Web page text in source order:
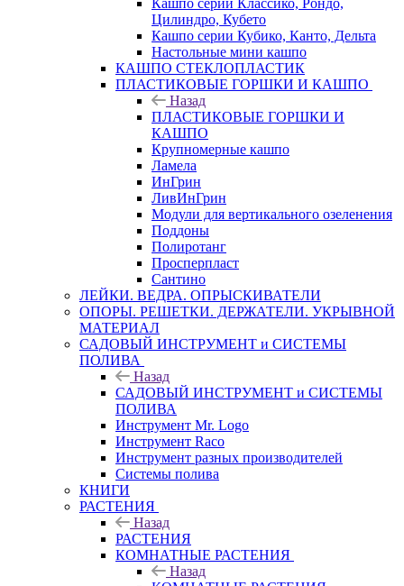
Кашпо серии Классико, Рондо,
Цилиндро, Кубето
Кашпо серии Кубико, Канто, Дельта
Настольные мини кашпо
КАШПО СТЕКЛОПЛАСТИК
ПЛАСТИКОВЫЕ ГОРШКИ И КАШПО
Назад
ПЛАСТИКОВЫЕ ГОРШКИ И
КАШПО
Крупномерные кашпо
Ламела
ИнГрин
ЛивИнГрин
Модули для вертикального озеленения
Поддоны
Полиротанг
Просперпласт
Сантино
ЛЕЙКИ. ВЕДРА. ОПРЫСКИВАТЕЛИ
ОПОРЫ. РЕШЕТКИ. ДЕРЖАТЕЛИ. УКРЫВНОЙ
МАТЕРИАЛ
САДОВЫЙ ИНСТРУМЕНТ и СИСТЕМЫ
ПОЛИВА
Назад
САДОВЫЙ ИНСТРУМЕНТ и СИСТЕМЫ
ПОЛИВА
Инструмент Mr. Logo
Инструмент Raco
Инструмент разных производителей
Системы полива
КНИГИ
РАСТЕНИЯ
Назад
РАСТЕНИЯ
КОМНАТНЫЕ РАСТЕНИЯ
Назад